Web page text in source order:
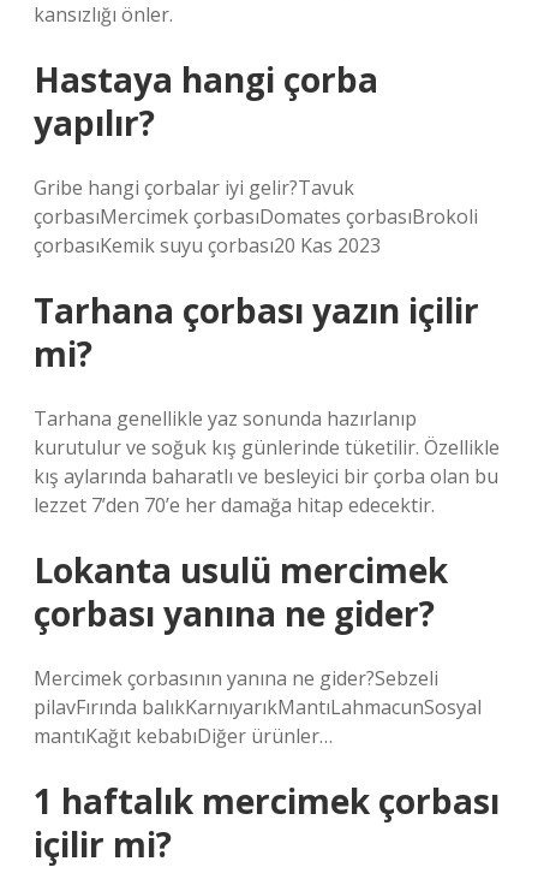
kansızlığı önler.
Hastaya hangi çorba
yapılır?
Gribe hangi çorbalar iyi gelir?Tavuk
çorbasıMercimek çorbasıDomates çorbasıBrokoli
çorbasıKemik suyu çorbası20 Kas 2023
Tarhana çorbası yazın içilir
mi?
Tarhana genellikle yaz sonunda hazırlanıp
kurutulur ve soğuk kış günlerinde tüketilir. Özellikle
kış aylarında baharatlı ve besleyici bir çorba olan bu
lezzet 7’den 70’e her damağa hitap edecektir.
Lokanta usulü mercimek
çorbası yanına ne gider?
Mercimek çorbasının yanına ne gider?Sebzeli
pilavFırında balıkKarnıyarıkMantıLahmacunSosyal
mantıKağıt kebabıDiğer ürünler…
1 haftalık mercimek çorbası
içilir mi?